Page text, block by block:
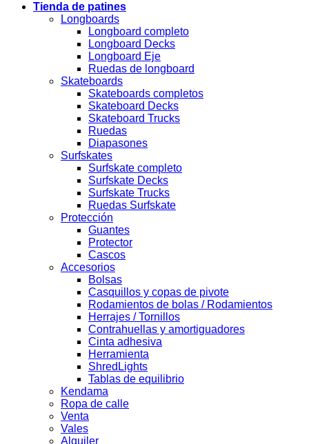
Tienda de patines
Longboards
Longboard completo
Longboard Decks
Longboard Eje
Ruedas de longboard
Skateboards
Skateboards completos
Skateboard Decks
Skateboard Trucks
Ruedas
Diapasones
Surfskates
Surfskate completo
Surfskate Decks
Surfskate Trucks
Ruedas Surfskate
Protección
Guantes
Protector
Cascos
Accesorios
Bolsas
Casquillos y copas de pivote
Rodamientos de bolas / Rodamientos
Herrajes / Tornillos
Contrahuellas y amortiguadores
Cinta adhesiva
Herramienta
ShredLights
Tablas de equilibrio
Kendama
Ropa de calle
Venta
Vales
Alquiler